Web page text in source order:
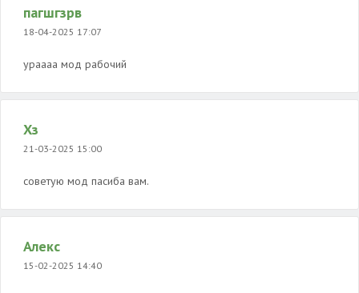
пагшгзрв
18-04-2025 17:07
ураааа мод рабочий
Хз
21-03-2025 15:00
советую мод пасиба вам.
Алекс
15-02-2025 14:40